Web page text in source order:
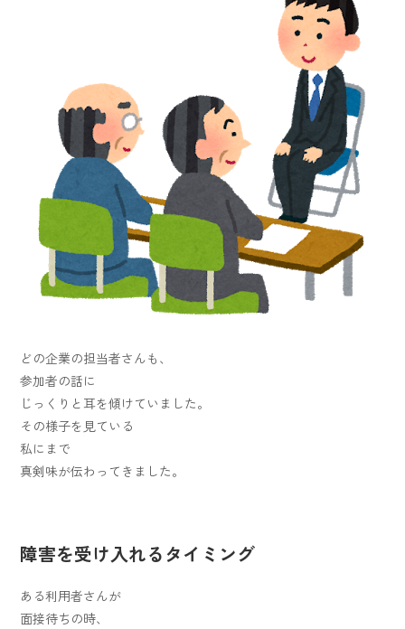
どの企業の担当者さんも、
参加者の話に
じっくりと耳を傾けていました。
その様子を見ている
私にまで
真剣味が伝わってきました。
障害を受け入れるタイミング
ある利用者さんが
面接待ちの時、